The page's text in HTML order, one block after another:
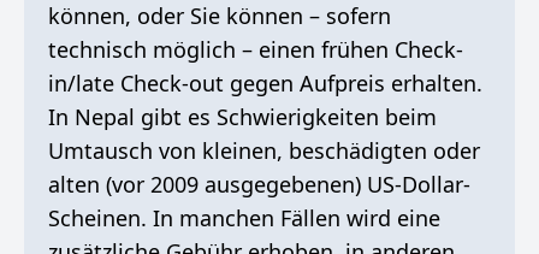
können, oder Sie können – sofern
technisch möglich – einen frühen Check-
in/late Check-out gegen Aufpreis erhalten.
In Nepal gibt es Schwierigkeiten beim
Umtausch von kleinen, beschädigten oder
alten (vor 2009 ausgegebenen) US-Dollar-
Scheinen. In manchen Fällen wird eine